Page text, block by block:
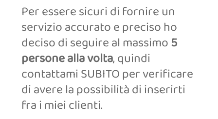
Per essere sicuri di fornire un
servizio accurato e preciso ho
deciso di seguire al massimo5
persone alla volta, quindi
contattami SUBITO per verificare
di avere la possibilità di inserirti
fra i miei clienti.